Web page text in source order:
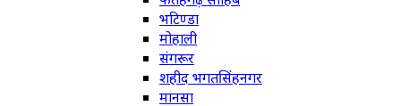
भटिण्डा
मोहाली
संगरूर
शहीद भगतसिंहनगर
मानसा